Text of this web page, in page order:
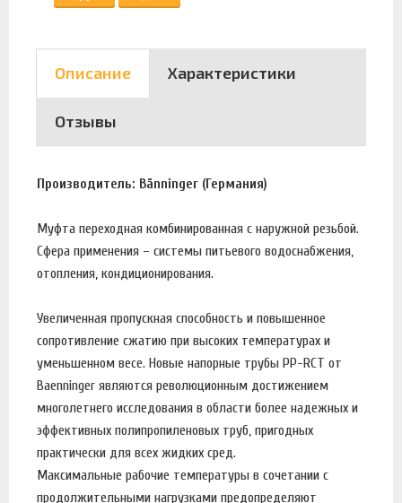
Описание Характеристики
Отзывы
Производитель: Bänninger (Германия)
Муфта переходная комбинированная с наружной резьбой.
Сфера применения – системы питьевого водоснабжения,
отопления, кондиционирования.
Увеличенная пропускная способность и повышенное
сопротивление сжатию при высоких температурах и
уменьшенном весе. Новые напорные трубы PP-RCT от
Baenninger являются революционным достижением
многолетнего исследования в области более надежных и
эффективных полипропиленовых труб, пригодных
практически для всех жидких сред.
Максимальные рабочие температуры в сочетании с
продолжительными нагрузками предопределяют